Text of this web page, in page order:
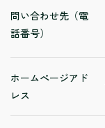
問い合わせ先（電
話番号）
ホームぺージアド
レス